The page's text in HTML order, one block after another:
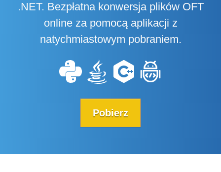
.NET. Bezpłatna konwersja plików OFT
online za pomocą aplikacji z
natychmiastowym pobraniem.
Pobierz